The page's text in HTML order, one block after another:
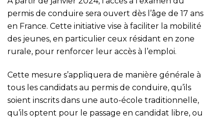
permis de conduire sera ouvert dès l’âge de 17 ans
en France. Cette initiative vise à faciliter la mobilité
des jeunes, en particulier ceux résidant en zone
rurale, pour renforcer leur accès à l’emploi.
Cette mesure s’appliquera de manière générale à
tous les candidats au permis de conduire, qu’ils
soient inscrits dans une auto-école traditionnelle,
qu’ils optent pour le passage en candidat libre, ou